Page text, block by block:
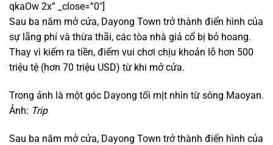
qkaOw 2x” _close=”0″]
Sau ba năm mở cửa, Dayong Town trở thành điển hình của
sự lãng phí và thừa thãi, các tòa nhà giả cổ bị bỏ hoang.
Thay vì kiếm ra tiền, điểm vui chơi chịu khoản lỗ hơn 500
triệu tệ (hơn 70 triệu USD) từ khi mở cửa.
Trong ảnh là một góc Dayong tối mịt nhìn từ sông Maoyan.
Ảnh: Trip
Sau ba năm mở cửa, Dayong Town trở thành điển hình của